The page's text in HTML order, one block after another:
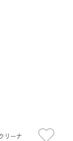
リーナ